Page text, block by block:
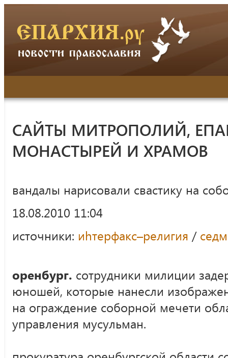
САЙТЫ МИТРОПОЛИЙ,
МОНАСТЫРЕЙ И ХРАМОВ
вандалы нарисовали свастику на
18.08.2010 11:04
источники: иhтерфакс–религия /
оренбург. сотрудники милиции
юношей, которые нанесли
на ограждение соборной мечети
управления мусульман.